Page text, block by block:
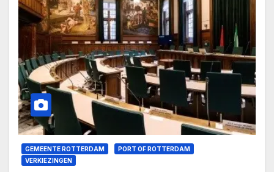
GEMEENTE ROTTERDAM
PORT OF ROTTERDAM
VERKIEZINGEN